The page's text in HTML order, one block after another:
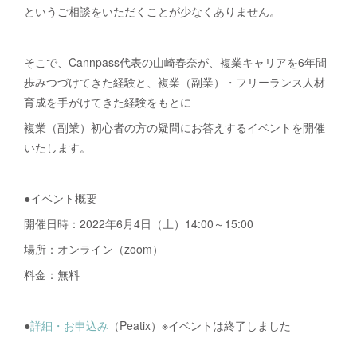
というご相談をいただくことが少なくありません。
そこで、Cannpass代表の山崎春奈が、複業キャリアを6年間
歩みつづけてきた経験と、複業（副業）・フリーランス人材
育成を手がけてきた経験をもとに
複業（副業）初心者の方の疑問にお答えするイベントを開催
いたします。
●イベント概要
開催日時：2022年6月4日（土）14:00～15:00
場所：オンライン（zoom）
料金：無料
●詳細・お申込み （Peatix）※イベントは終了しました